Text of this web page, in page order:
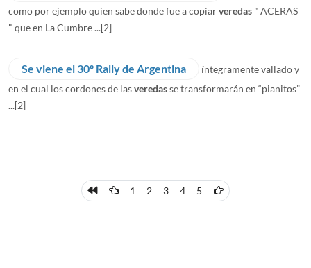
como por ejemplo quien sabe donde fue a copiarveredas " ACERAS
" que en La Cumbre ...[2]
Se viene el 30º Rally de Argentina
íntegramente vallado y
en el cual los cordones de lasveredasse transformarán en “pianitos”
...[2]
1 2 3 4 5